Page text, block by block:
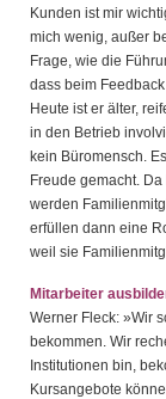
Kunden ist mir
mich wenig, außer
Frage, wie die
dass beim
Heute ist er älter,
in den Betrieb
kein Büromensch.
Freude gemacht.
werden
erfüllen dann eine
weil sie
Mitarbeiter
Werner Fleck: »Wir
bekommen. Wir
Institutionen bin,
Kursangebote